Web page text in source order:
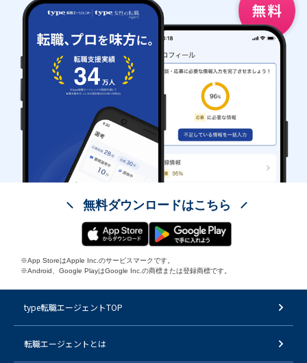
無料ダウンロードはこちら
※App StoreはApple Inc.のサービスマークです。
※Android、Google PlayはGoogle Inc.の商標または登録商標です。
type転職エージェントTOP
転職エージェントとは